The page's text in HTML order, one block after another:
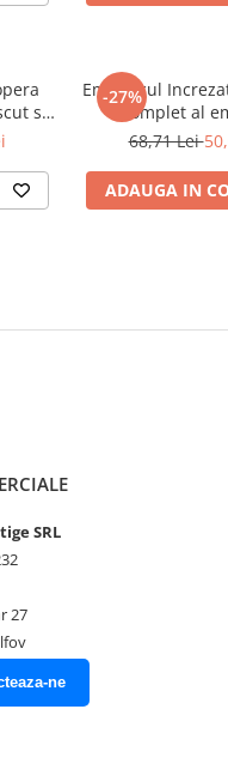
sa
-27%
Empaticul
complet al
68,71 Lei
ADAUGA IN
SRL
27
ne